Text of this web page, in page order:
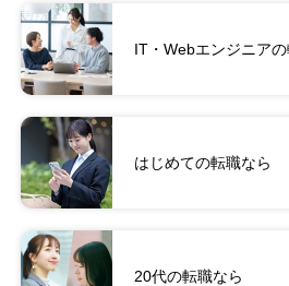
IT・Webエンジニア
はじめての転職なら
20代の転職なら